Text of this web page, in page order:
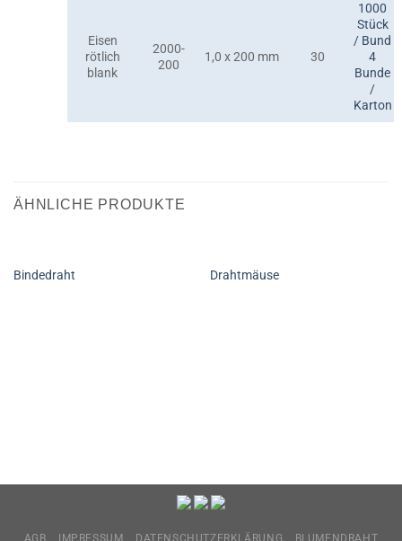
Eisen
rötlich
blank
2000-
200
1,0 x 200 mm 30
1000
Stück
/ Bund
4
Bunde
/
Karton
ÄHNLICHE PRODUKTE
Bindedraht Drahtmäuse